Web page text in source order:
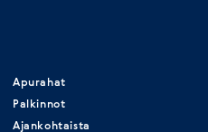
Apurahat
Palkinnot
Ajankohtaista